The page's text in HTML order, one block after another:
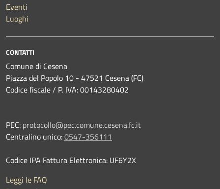
Eventi
Luoghi
CONTATTI
Comune di Cesena
Piazza del Popolo 10 - 47521 Cesena (FC)
Codice fiscale / P. IVA: 00143280402
PEC: protocollo@pec.comune.cesena.fc.it
Centralino unico:0547-356111
Codice IPA Fattura Elettronica: UF6Y2X
Leggi le FAQ